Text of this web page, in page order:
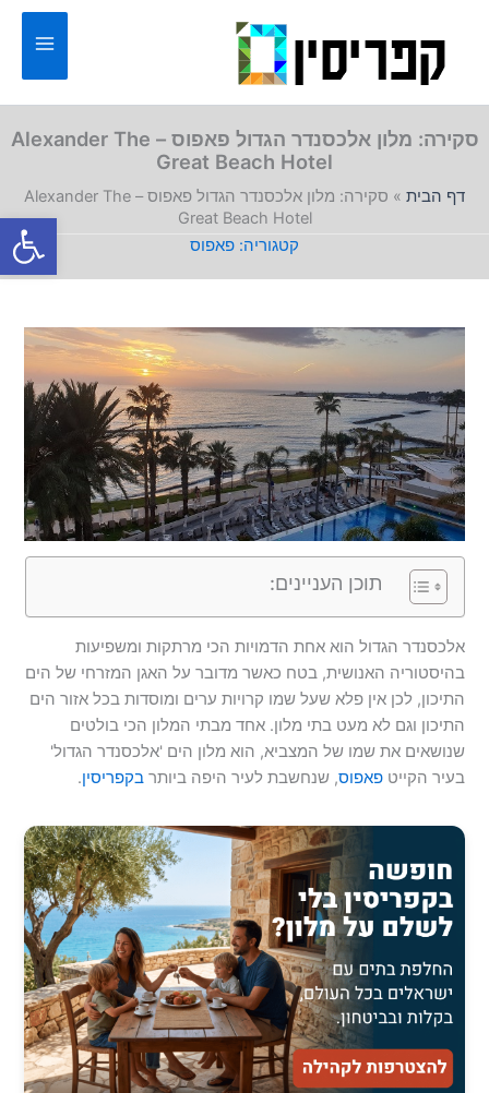
פתח
סקירה: מלון אלכסנדר הגדול פאפוס – Alexander The
Great Beach Hotel
דף הבית »
סקירה: מלון אלכסנדר הגדול פאפוס – Alexander The
Great Beach Hotel
פאפוס
תוכן העניינים:
אלכסנדר הגדול הוא אחת הדמויות הכי מרתקות ומשפיעות
בהיסטוריה האנושית, בטח כאשר מדובר על האגן המזרחי של הים
התיכון, לכן אין פלא שעל שמו קרויות ערים ומוסדות בכל אזור הים
התיכון וגם לא מעט בתי מלון. אחד מבתי המלון הכי בולטים
שנושאים את שמו של המצביא, הוא מלון הים 'אלכסנדר הגדול'
בעיר הקייטפאפוס, שנחשבת לעיר היפה ביותרבקפריסין.